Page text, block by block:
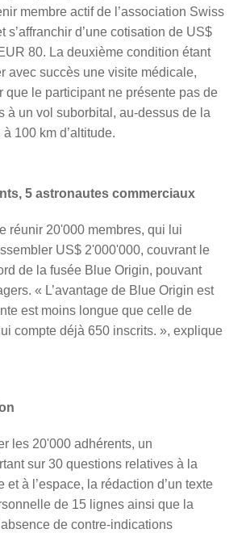
membre actif de l’association Swiss
s’affranchir d’une cotisation de US$
80. La deuxième condition étant
avec succès une visite médicale,
que le participant ne présente pas de
à un vol suborbital, au-dessus de la
100 km d’altitude.
5 astronautes commerciaux
réunir 20'000 membres, qui lui
US$ 2'000'000, couvrant le
de la fusée Blue Origin, pouvant
« L’avantage de Blue Origin est
est moins longue que celle de
compte déjà 650 inscrits. », explique
les 20'000 adhérents, un
sur 30 questions relatives à la
et à l’espace, la rédaction d’un texte
de 15 lignes ainsi que la
de contre-indications